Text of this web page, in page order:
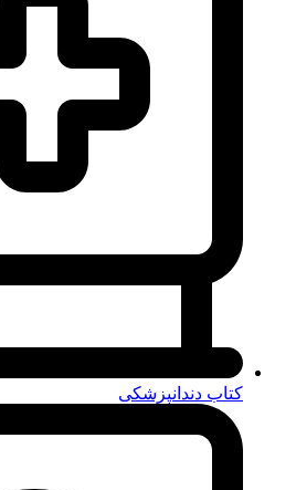
کتاب دندانپزشکی